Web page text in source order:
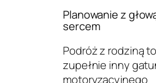
Planowanie z
sercem
Podróż z rodziną to
zupełnie inny
motoryzacyjnego